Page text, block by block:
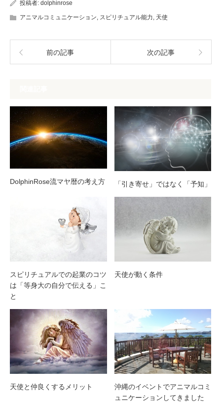
投稿者: dolphinrose
アニマルコミュニケーション, スピリチュアル能力, 天使
前の記事 次の記事
DolphinRose流マヤ暦の考え方 「引き寄せ」ではなく「予知」
スピリチュアルでの起業のコツ
は「等身大の自分で伝える」こ
と
天使が動く条件
天使と仲良くするメリット
沖縄のイベントでアニマルコミ
ュニケーションしてきました